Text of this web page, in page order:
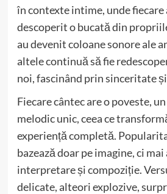
în contexte intime, unde
descoperit o bucată din
au devenit coloane sonore ale
altele continuă să fie
noi, fascinând prin sinceritate
Fiecare cântec are o poveste,
melodic unic, ceea ce
experiență completă.
bazează doar pe imagine, ci mai
interpretare și compoziție.
delicate, alteori explozive,